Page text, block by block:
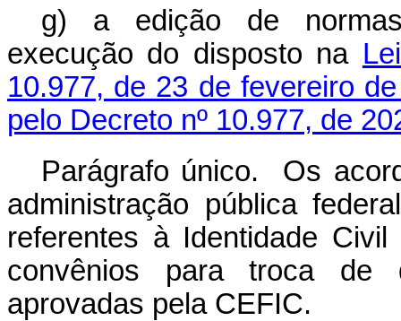
g) a edição de normas
execução do disposto na
10.977, de 23 de fevereiro
pelo Decreto nº 10.977, de
Parágrafo único. Os
administração pública
referentes à Identidade
convênios para troca de
aprovadas pela CEFIC.